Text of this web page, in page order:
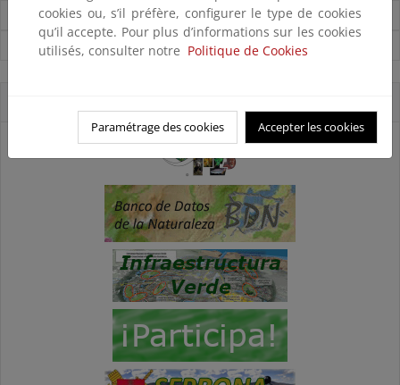
Noticias sobre Biodiversidad
Ver todas las noticias
cookies ou, s’il préfère, configurer le type de cookies
qu’il accepte. Pour plus d’informations sur les cookies
utilisés, consulter notre Politique de Cookies
Paramétrage des cookies Accepter les cookies